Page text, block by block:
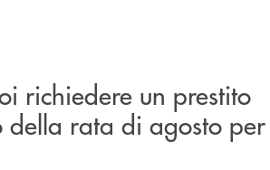
richiedere un prestito
della rata di agosto per